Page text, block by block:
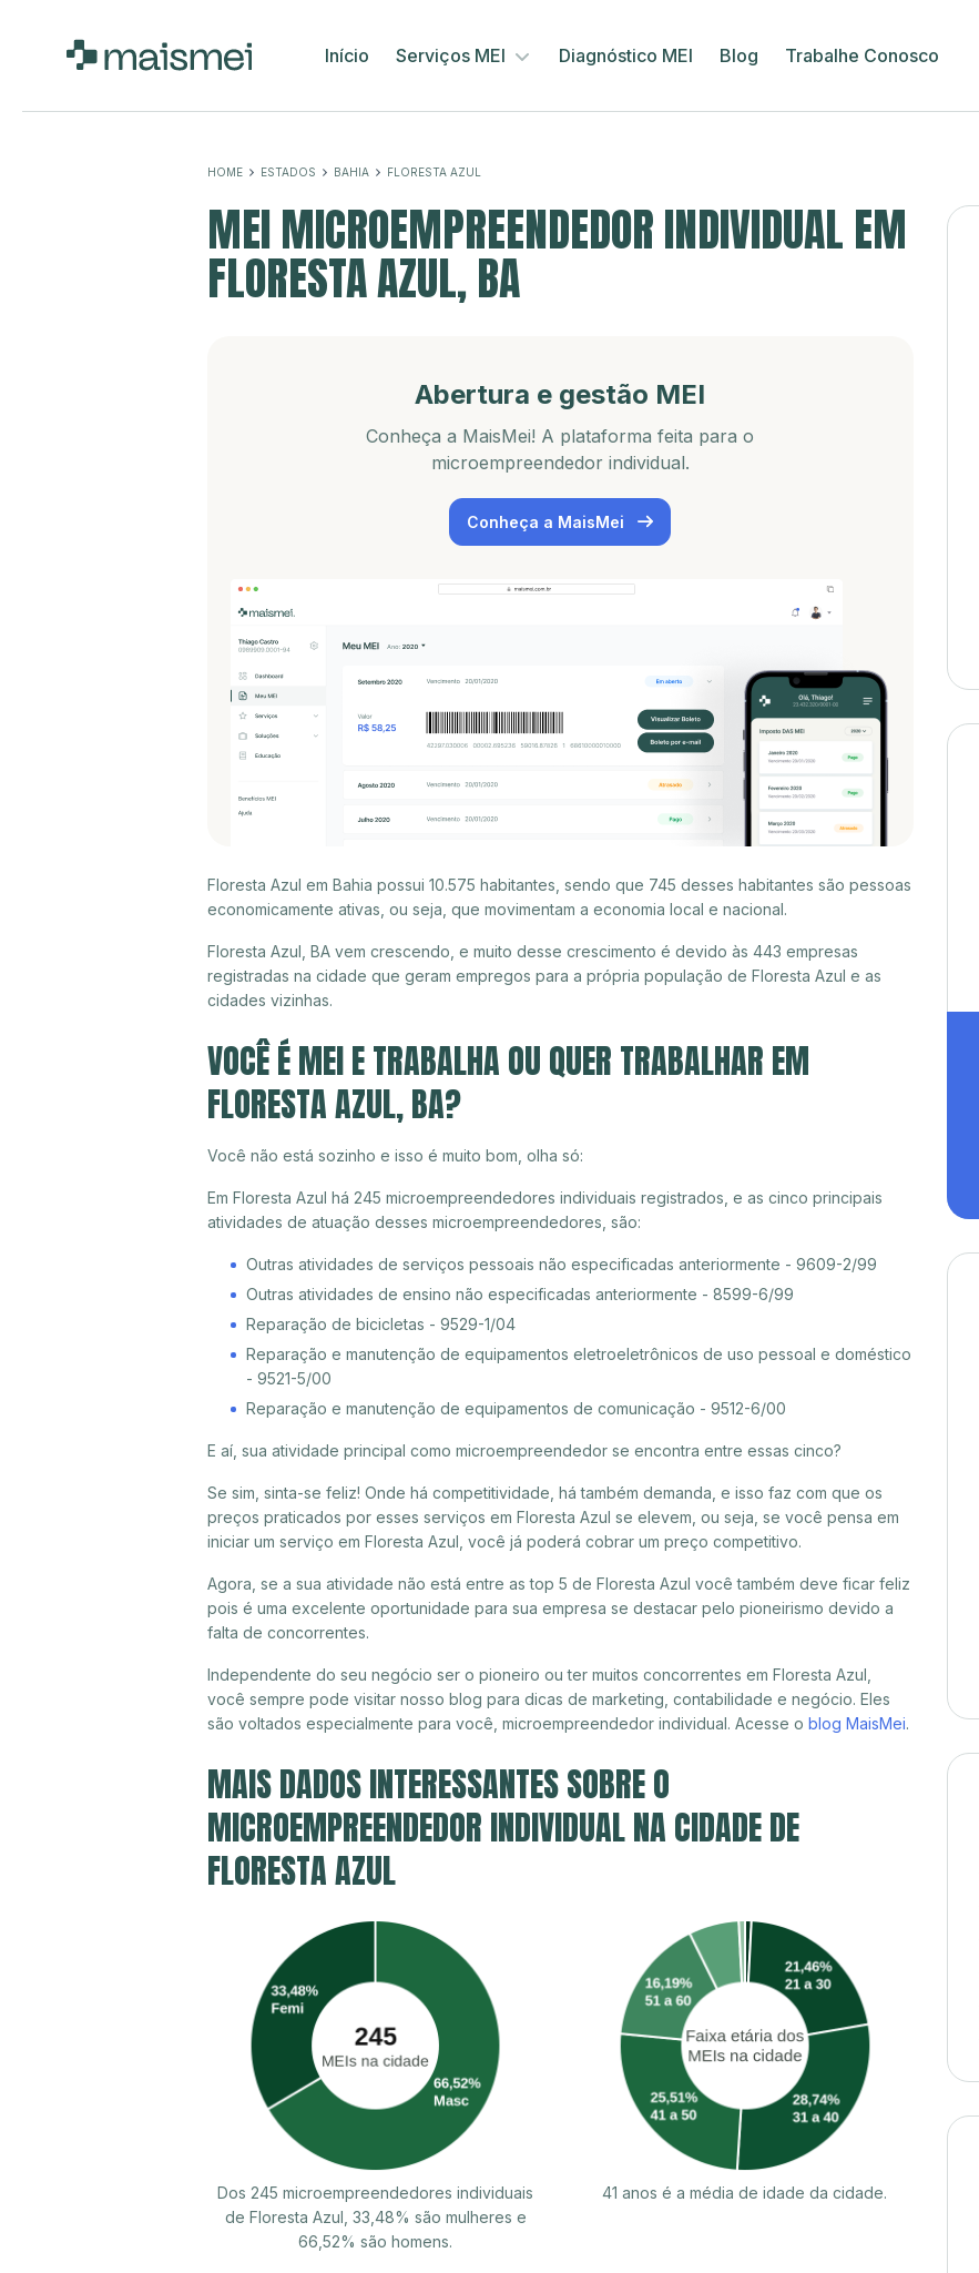
Início Serviços MEI Diagnóstico MEI Blog Trabalhe Conosco
HOME ESTADOS BAHIA FLORESTA AZUL
MEI MICROEMPREENDEDOR INDIVIDUAL EM
FLORESTA AZUL, BA
Abertura e gestão MEI
Conheça a MaisMei! A plataforma feita para o
microempreendedor individual.
Conheça a MaisMei
Floresta Azul em Bahia possui 10.575 habitantes, sendo que 745 desses habitantes são pessoas
economicamente ativas, ou seja, que movimentam a economia local e nacional.
Floresta Azul, BA vem crescendo, e muito desse crescimento é devido às 443 empresas
registradas na cidade que geram empregos para a própria população de Floresta Azul e as
cidades vizinhas.
VOCÊ É MEI E TRABALHA OU QUER TRABALHAR EM
FLORESTA AZUL, BA?
Você não está sozinho e isso é muito bom, olha só:
Em Floresta Azul há 245 microempreendedores individuais registrados, e as cinco principais
atividades de atuação desses microempreendedores, são:
Outras atividades de serviços pessoais não especificadas anteriormente - 9609-2/99
Outras atividades de ensino não especificadas anteriormente - 8599-6/99
Reparação de bicicletas - 9529-1/04
Reparação e manutenção de equipamentos eletroeletrônicos de uso pessoal e doméstico
- 9521-5/00
Reparação e manutenção de equipamentos de comunicação - 9512-6/00
E aí, sua atividade principal como microempreendedor se encontra entre essas cinco?
Se sim, sinta-se feliz! Onde há competitividade, há também demanda, e isso faz com que os
preços praticados por esses serviços em Floresta Azul se elevem, ou seja, se você pensa em
iniciar um serviço em Floresta Azul, você já poderá cobrar um preço competitivo.
Agora, se a sua atividade não está entre as top 5 de Floresta Azul você também deve ficar feliz
pois é uma excelente oportunidade para sua empresa se destacar pelo pioneirismo devido a
falta de concorrentes.
Independente do seu negócio ser o pioneiro ou ter muitos concorrentes em Floresta Azul,
você sempre pode visitar nosso blog para dicas de marketing, contabilidade e negócio. Eles
são voltados especialmente para você, microempreendedor individual. Acesse o blog MaisMei.
MAIS DADOS INTERESSANTES SOBRE O
MICROEMPREENDEDOR INDIVIDUAL NA CIDADE DE
FLORESTA AZUL
Dos 245 microempreendedores individuais
de Floresta Azul, 33,48% são mulheres e
66,52% são homens.
41 anos é a média de idade da cidade.